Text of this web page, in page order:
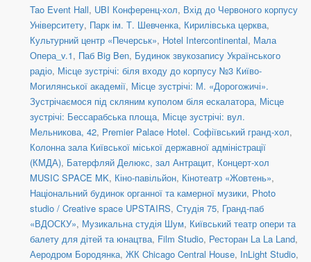
Tao Event Hall, UBI Конференц-хол, Вхід до Червоного корпусу
Університету, Парк ім. Т. Шевченка, Кирилівська церква,
Культурний центр «Печерськ», Hotel Intercontinental, Мала
Опера_v.1, Паб Big Ben, Будинок звукозапису Українського
радіо, Місце зустрічі: біля входу до корпусу №3 Київо-
Могилянської академії, Місце зустрічі: М. «Дорогожичі».
Зустрічаємося під скляним куполом біля ескалатора, Місце
зустрічі: Бессарабська площа, Місце зустрічі: вул.
Мельникова, 42, Premier Palace Hotel. Софіївський гранд-хол,
Колонна зала Київської міської державної адміністрації
(КМДА), Батерфляй Делюкс, зал Антрацит, Концерт-хол
MUSIC SPACE MK, Кіно-павільйон, Кінотеатр «Жовтень»,
Національний будинок органної та камерної музики, Photo
studio / Creative space UPSTAIRS, Студія 75, Гранд-паб
«ВДОСКУ», Музикальна студія Шум, Київський театр опери та
балету для дітей та юнацтва, Film Studio, Ресторан La La Land,
Аеродром Бородянка, ЖК Chicago Central House, InLight Studio,